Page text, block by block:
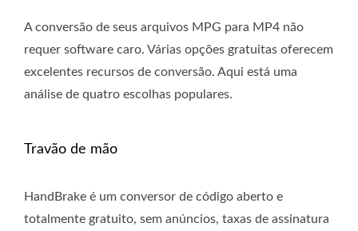
A conversão de seus arquivos MPG para MP4 não
requer software caro. Várias opções gratuitas oferecem
excelentes recursos de conversão. Aqui está uma
análise de quatro escolhas populares.
Travão de mão
HandBrake é um conversor de código aberto e
totalmente gratuito, sem anúncios, taxas de assinatura